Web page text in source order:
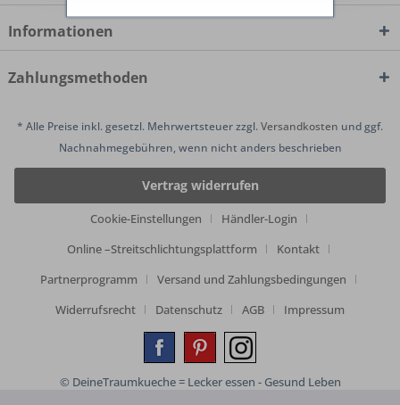
Informationen
Zahlungsmethoden
* Alle Preise inkl. gesetzl. Mehrwertsteuer zzgl.Versandkosten und ggf.
Nachnahmegebühren, wenn nicht anders beschrieben
Vertrag widerrufen
Cookie-Einstellungen
Händler-Login
Online –Streitschlichtungsplattform
Kontakt
Partnerprogramm
Versand und Zahlungsbedingungen
Widerrufsrecht
Datenschutz AGB Impressum
© DeineTraumkueche = Lecker essen - Gesund Leben